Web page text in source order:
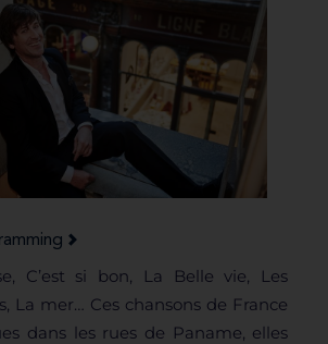
C’est si bon, La Belle vie, Les
La mer… Ces chansons de France
dans les rues de Paname, elles